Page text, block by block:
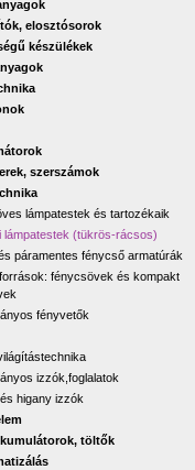
elosztósorok
készülékek
szerszámok
lámpatestek és tartozékaik
lámpatestek (tükrös-rácsos)
páramentes fénycső armatúrák
fénycsövek és kompakt
fényvetők
izzók,foglalatok
higany izzók
töltők